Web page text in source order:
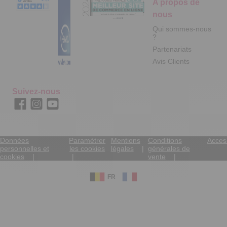
A propos de
nous
Qui sommes-nous
?
Partenariats
Avis Clients
Suivez-nous
Données
personnelles et
cookies
Paramétrer
les cookies
Mentions
légales
Conditions
générales de
vente
FR